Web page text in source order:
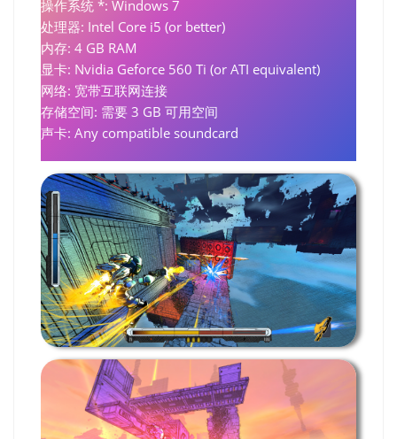
操作系统 *: Windows 7
处理器: Intel Core i5 (or better)
内存: 4 GB RAM
显卡: Nvidia Geforce 560 Ti (or ATI equivalent)
网络: 宽带互联网连接
存储空间: 需要 3 GB 可用空间
声卡: Any compatible soundcard